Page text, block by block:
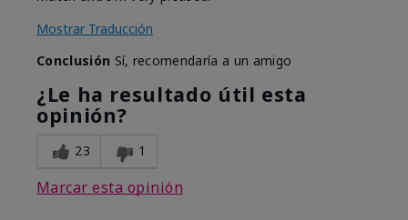
Mostrar Traducción
Conclusión Sí, recomendaría a un amigo
¿Le ha resultado útil esta
opinión?
23 1
Marcar esta opinión